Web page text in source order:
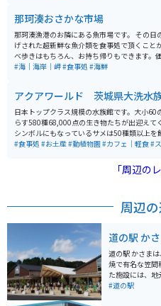
があり、明太子を使ったおにぎりやソフトクリ
ど、その場で出来たての明太子グルメを楽し
きます。また直売コーナーでは、工場直送の
入することができ、お土産探しにも便利です
魅力を「見て・知って・食べて・買える」観光
として、多くの観光客が訪れています。
那珂湊おさかな市場
那珂湊漁港のお隣にある魚市場です。 その日
げされた超新鮮な魚介類を食事処で頂くこと
べ歩きはもちろん、お持ち帰りもできます。
ズナブルでオススメの岩牡蠣はその場でちゅる
#海｜海岸｜岬#食事処 #海鮮
アクアワールド 茨城県大洗水
日本トップクラス規模の水族館です。大小60
らす580種68,000点の生き物たちが出迎えて
シンボルにもなっているサメは50種類以上を
ボウの専用水槽のサイズは日本一です。 絶景
もも楽しむことができる施設です。
#食事処 #お土産#動植物園#カフェ｜軽食#
「周辺の
周辺
道の駅 か
道の駅 かさま
焼で有名な笠間
た施設には、
売所、笠間焼の
#道の駅